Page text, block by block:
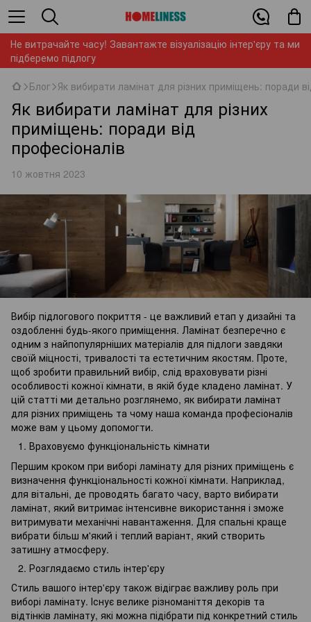
Не витрачайте часу! Завантажте візуалізацію інтер'єру та ми
підберемо підлогу
Блог Як вибирати ламінат для різних приміщень: поради
Як вибирати ламінат для різних
приміщень: поради від
професіоналів
10 жовтня 2023
Вибір підлогового покриття - це важливий етап у дизайні та
оздобленні будь-якого приміщення. Ламінат безперечно є
одним з найпопулярніших матеріалів для підлоги завдяки
своїй міцності, тривалості та естетичним якостям. Проте,
щоб зробити правильний вибір, слід враховувати різні
особливості кожної кімнати, в якій буде кладено ламінат. У
цій статті ми детально розглянемо, як вибирати ламінат
для різних приміщень та чому наша команда професіоналів
може вам у цьому допомогти.
Враховуємо функціональність кімнати
Першим кроком при виборі ламінату для різних приміщень є
визначення функціональності кожної кімнати. Наприклад,
для вітальні, де проводять багато часу, варто вибирати
ламінат, який витримає інтенсивне використання і зможе
витримувати механічні навантаження. Для спальні краще
вибрати більш м'який і теплий варіант, який створить
затишну атмосферу.
Розглядаємо стиль інтер'єру
Стиль вашого інтер'єру також відіграє важливу роль при
виборі ламінату. Існує велике різноманіття декорів та
відтінків ламінату, які можна підібрати під конкретний стиль